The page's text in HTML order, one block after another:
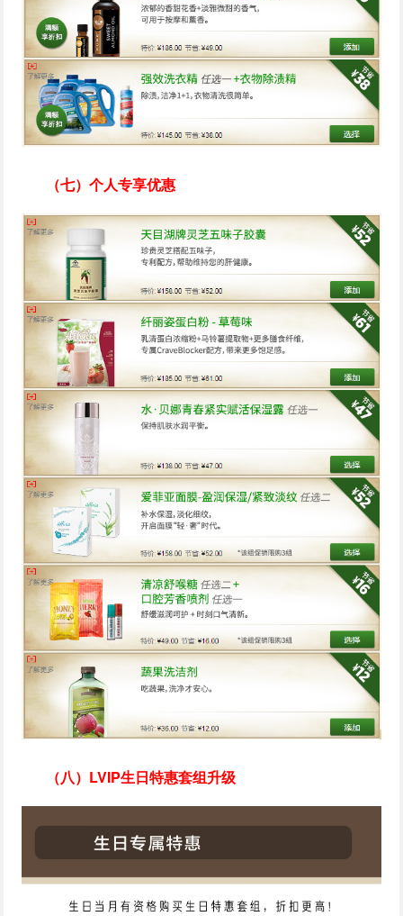
（七）个人专享优惠
（八）LVIP生日特惠套组升级